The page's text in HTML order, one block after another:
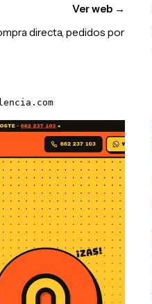
Ver web →
directa, pedidos por